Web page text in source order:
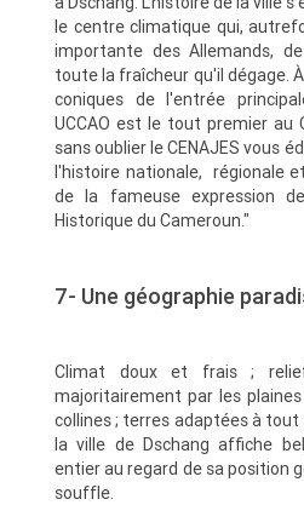
le centre climatique qui,
importante des Allemands,
toute la fraîcheur qu'il dégage.
coniques de l'entrée
UCCAO est le tout premier au
sans oublier le CENAJES vous
l'histoire nationale, régionale
de la fameuse expression
Historique du Cameroun."
7- Une géographie
Climat doux et frais ;
majoritairement par les
collines ; terres adaptées à
la ville de Dschang affiche
entier au regard de sa position
souffle.